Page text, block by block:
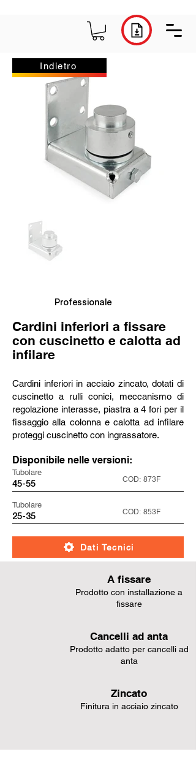
Indietro
Professionale
Cardini inferiori a fissare
con cuscinetto e calotta ad
infilare
Cardini inferiori in acciaio zincato, dotati di
cuscinetto a rulli conici, meccanismo di
regolazione interasse, piastra a 4 fori per il
fissaggio alla colonna e calotta ad infilare
proteggi cuscinetto con ingrassatore.
Disponibile nelle versioni:
Tubolare
45-55
COD: 873F
Tubolare
25-35
COD: 853F
Dati Tecnici
A fissare
Prodotto con installazione a
fissare
Cancelli ad anta
Prodotto adatto per cancelli ad
anta
Zincato
Finitura in acciaio zincato